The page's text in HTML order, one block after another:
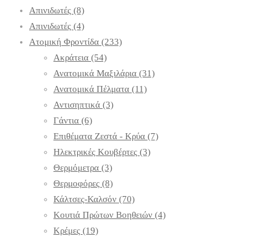
Απινιδωτές (8)
Απινιδωτές (4)
Ατομική Φροντίδα (233)
Ακράτεια (54)
Ανατομικά Μαξιλάρια (31)
Ανατομικά Πέλματα (11)
Αντισηπτικά (3)
Γάντια (6)
Επιθέματα Ζεστά - Κρύα (7)
Ηλεκτρικές Κουβέρτες (3)
Θερμόμετρα (3)
Θερμοφόρες (8)
Κάλτσες-Καλσόν (70)
Κουτιά Πρώτων Βοηθειών (4)
Κρέμες (19)